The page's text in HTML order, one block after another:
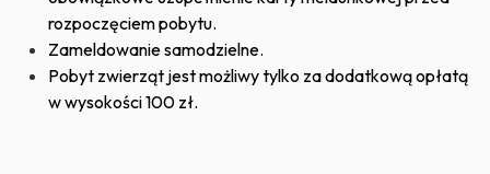
rozpoczęciem pobytu.
Zameldowanie samodzielne.
Pobyt zwierząt jest możliwy tylko za dodatkową opłatą
w wysokości 100 zł.